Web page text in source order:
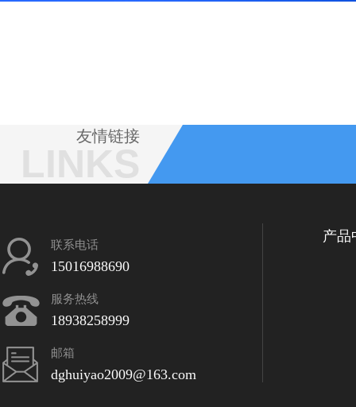
友情链接
联系电话
15016988690
服务热线
18938258999
邮箱
dghuiyao2009@163.com
产品